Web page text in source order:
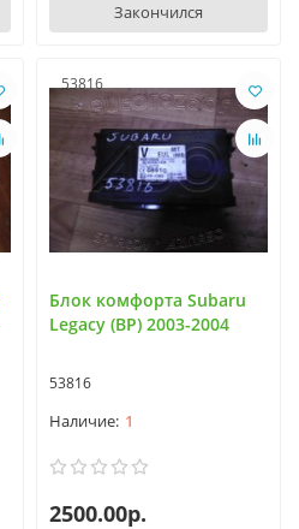
Закончился
53816
Блок комфорта Subaru
Legacy (BP) 2003-2004
53816
1
2500.00р.